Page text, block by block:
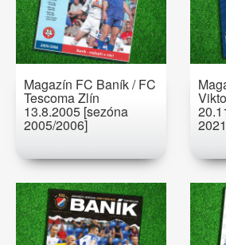
Magazín FC Baník / FC
Tescoma Zlín
13.8.2005 [sezóna
2005/2006]